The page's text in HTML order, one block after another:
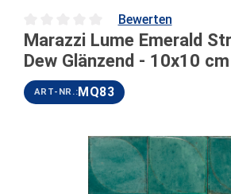
Durchschnittliche Bewertung von 0
Bewerten
Marazzi Lume Emerald
Dew Glänzend - 10x10
ART-NR.: MQ83
Bildergalerie überspringen